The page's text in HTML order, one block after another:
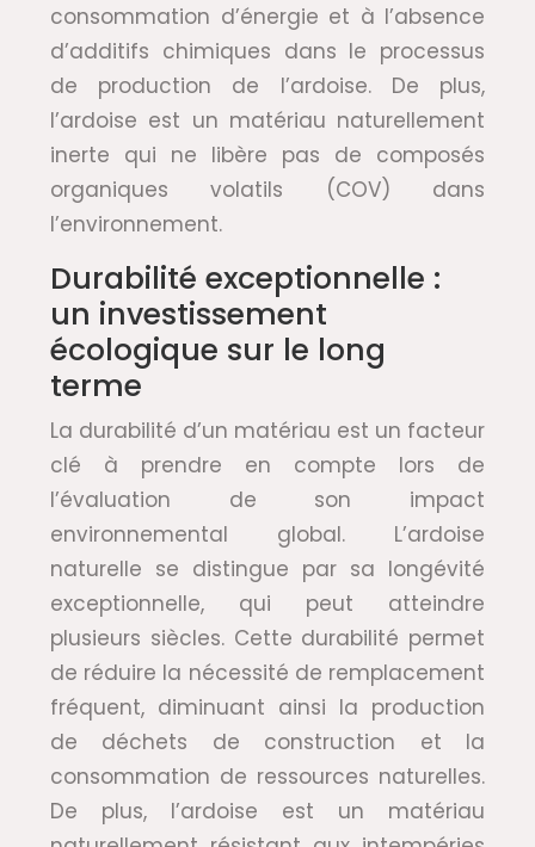
consommation d’énergie et à l’absence
d’additifs chimiques dans le processus
de production de l’ardoise. De plus,
l’ardoise est un matériau naturellement
inerte qui ne libère pas de composés
organiques volatils (COV) dans
l’environnement.
Durabilité exceptionnelle :
un investissement
écologique sur le long
terme
La durabilité d’un matériau est un facteur
clé à prendre en compte lors de
l’évaluation de son impact
environnemental global. L’ardoise
naturelle se distingue par sa longévité
exceptionnelle, qui peut atteindre
plusieurs siècles. Cette durabilité permet
de réduire la nécessité de remplacement
fréquent, diminuant ainsi la production
de déchets de construction et la
consommation de ressources naturelles.
De plus, l’ardoise est un matériau